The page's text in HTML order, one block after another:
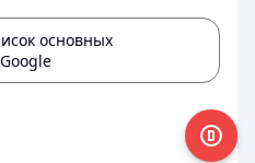
основных